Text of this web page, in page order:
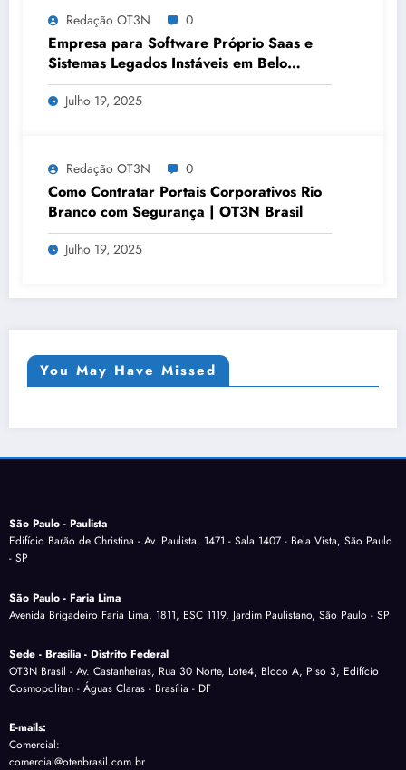
Redação OT3N 0
Empresa para Software Próprio Saas e
Sistemas Legados Instáveis em Belo
Horizonte | OT3N Brasil – Guia 3449
Julho 19, 2025
Redação OT3N 0
Como Contratar Portais Corporativos Rio
Branco com Segurança | OT3N Brasil
Julho 19, 2025
You May Have Missed
São Paulo - Paulista
Edifício Barão de Christina - Av. Paulista, 1471 - Sala 1407 - Bela Vista, São Paulo
- SP
São Paulo - Faria Lima
Avenida Brigadeiro Faria Lima, 1811, ESC 1119, Jardim Paulistano, São Paulo - SP
Sede - Brasília - Distrito Federal
OT3N Brasil - Av. Castanheiras, Rua 30 Norte, Lote4, Bloco A, Piso 3, Edifício
Cosmopolitan - Águas Claras - Brasília - DF
E-mails:
Comercial:
comercial@otenbrasil.com.br